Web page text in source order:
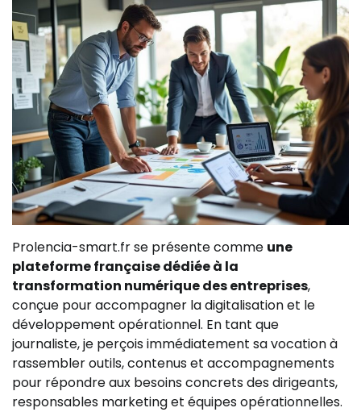
Prolencia-smart.fr se présente comme une
plateforme française dédiée à la
transformation numérique des entreprises,
conçue pour accompagner la digitalisation et le
développement opérationnel. En tant que
journaliste, je perçois immédiatement sa vocation à
rassembler outils, contenus et accompagnements
pour répondre aux besoins concrets des dirigeants,
responsables marketing et équipes opérationnelles.